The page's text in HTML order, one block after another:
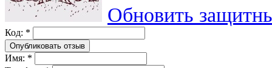
Обновить
Код: *
Имя: *